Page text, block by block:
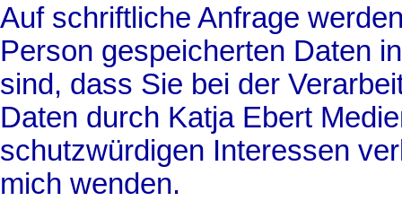
Auf schriftliche Anfrage
Person gespeicherten Daten
sind, dass Sie bei der
Daten durch Katja Ebert
schutzwürdigen Interessen
mich wenden.